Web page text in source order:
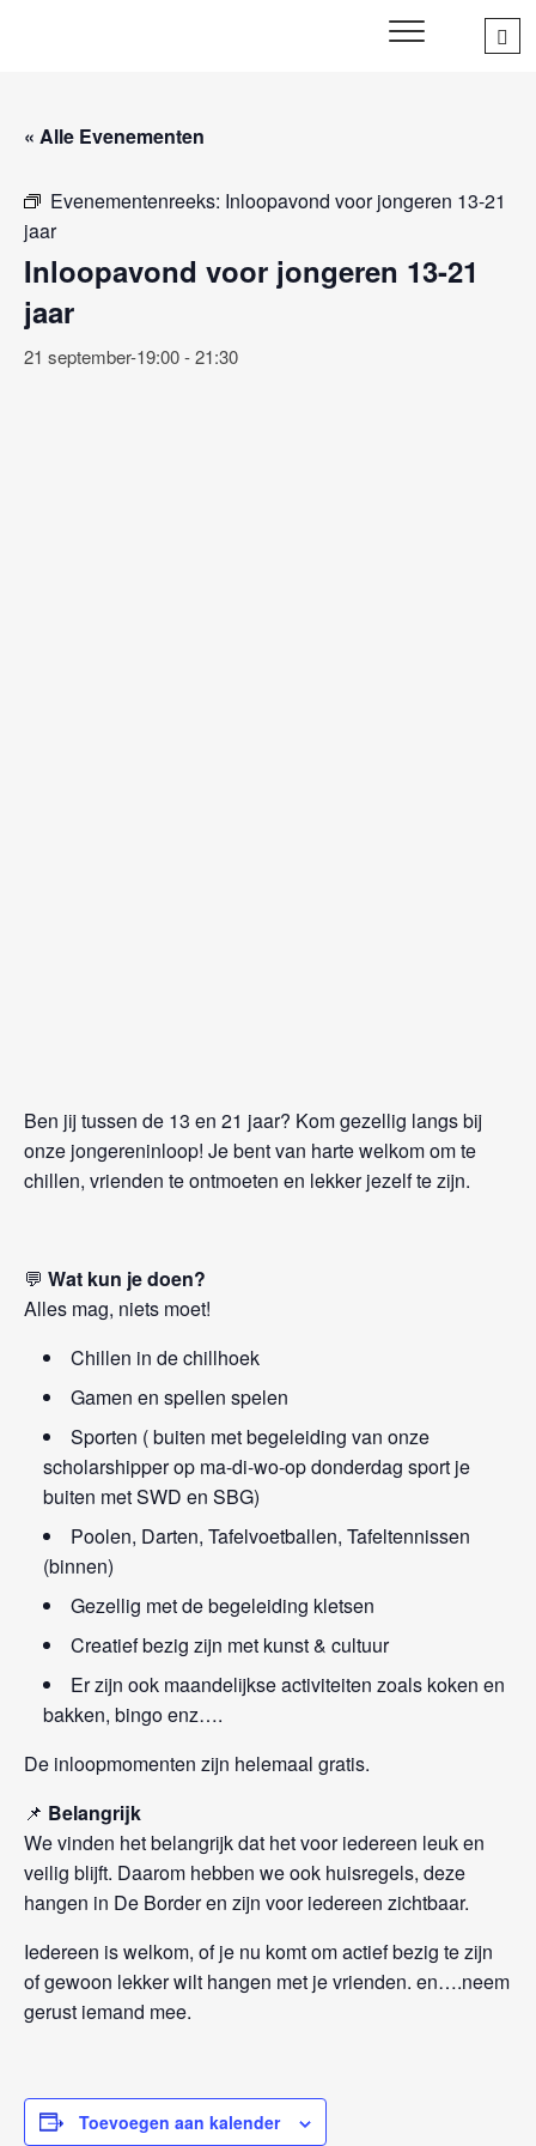
WIJ ZETTEN ONS IN VOOR HET WELZIJN EN VERBINDEN
« Alle Evenementen
Evenementenreeks: Inloopavond voor jongeren 13-21
jaar
Inloopavond voor jongeren 13-21
jaar
21 september-19:00-21:30
Ben jij tussen de 13 en 21 jaar? Kom gezellig langs bij
onze jongereninloop! Je bent van harte welkom om te
chillen, vrienden te ontmoeten en lekker jezelf te zijn.
💬 Wat kun je doen?
Alles mag, niets moet!
Chillen in de chillhoek
Gamen en spellen spelen
Sporten ( buiten met begeleiding van onze
scholarshipper op ma-di-wo-op donderdag sport je
buiten met SWD en SBG)
Poolen, Darten, Tafelvoetballen, Tafeltennissen
(binnen)
Gezellig met de begeleiding kletsen
Creatief bezig zijn met kunst & cultuur
Er zijn ook maandelijkse activiteiten zoals koken en
bakken, bingo enz….
De inloopmomenten zijn helemaal gratis.
📌 Belangrijk
We vinden het belangrijk dat het voor iedereen leuk en
veilig blijft. Daarom hebben we ook huisregels, deze
hangen in De Border en zijn voor iedereen zichtbaar.
Iedereen is welkom, of je nu komt om actief bezig te zijn
of gewoon lekker wilt hangen met je vrienden. en….neem
gerust iemand mee.
Toevoegen aan kalender